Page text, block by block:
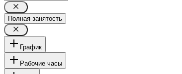
Полная занятость
График
Рабочие часы